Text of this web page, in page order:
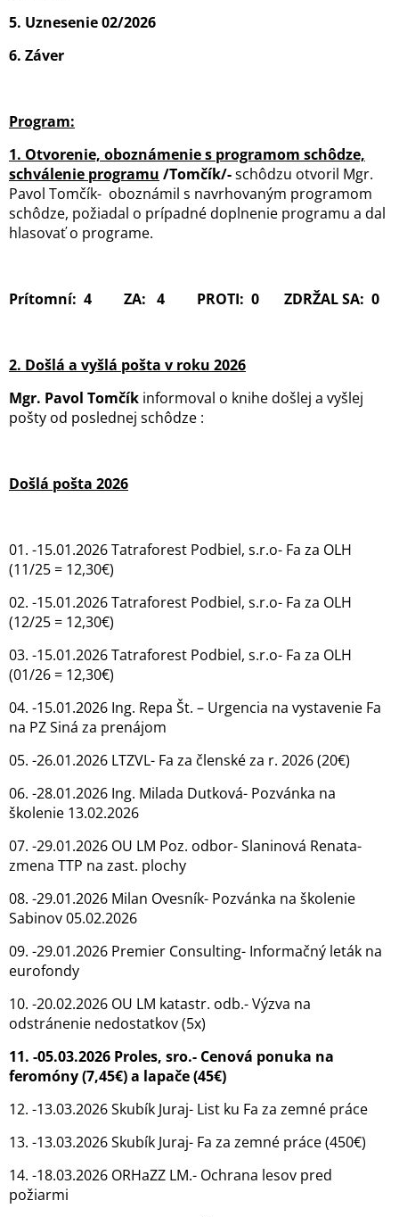
5. Uznesenie 02/2026
6. Záver
Program:
1. Otvorenie, oboznámenie s programom schôdze,
schválenie programu /Tomčík/-schôdzu otvoril Mgr.
Pavol Tomčík- oboznámil s navrhovaným programom
schôdze, požiadal o prípadné doplnenie programu a dal
hlasovať o programe.
Prítomní: 4 ZA: 4 PROTI: 0 ZDRŽAL SA: 0
2. Došlá a vyšlá pošta v roku 2026
Mgr. Pavol Tomčík informoval o knihe došlej a vyšlej
pošty od poslednej schôdze :
Došlá pošta 2026
01. -15.01.2026 Tatraforest Podbiel, s.r.o- Fa za OLH
(11/25 = 12,30€)
02. -15.01.2026 Tatraforest Podbiel, s.r.o- Fa za OLH
(12/25 = 12,30€)
03. -15.01.2026 Tatraforest Podbiel, s.r.o- Fa za OLH
(01/26 = 12,30€)
04. -15.01.2026 Ing. Repa Št. – Urgencia na vystavenie Fa
na PZ Siná za prenájom
05. -26.01.2026 LTZVL- Fa za členské za r. 2026 (20€)
06. -28.01.2026 Ing. Milada Dutková- Pozvánka na
školenie 13.02.2026
07. -29.01.2026 OU LM Poz. odbor- Slaninová Renata-
zmena TTP na zast. plochy
08. -29.01.2026 Milan Ovesník- Pozvánka na školenie
Sabinov 05.02.2026
09. -29.01.2026 Premier Consulting- Informačný leták na
eurofondy
10. -20.02.2026 OU LM katastr. odb.- Výzva na
odstránenie nedostatkov (5x)
11. -05.03.2026 Proles, sro.- Cenová ponuka na
feromóny (7,45€) a lapače (45€)
12. -13.03.2026 Skubík Juraj- List ku Fa za zemné práce
13. -13.03.2026 Skubík Juraj- Fa za zemné práce (450€)
14. -18.03.2026 ORHaZZ LM.- Ochrana lesov pred
požiarmi